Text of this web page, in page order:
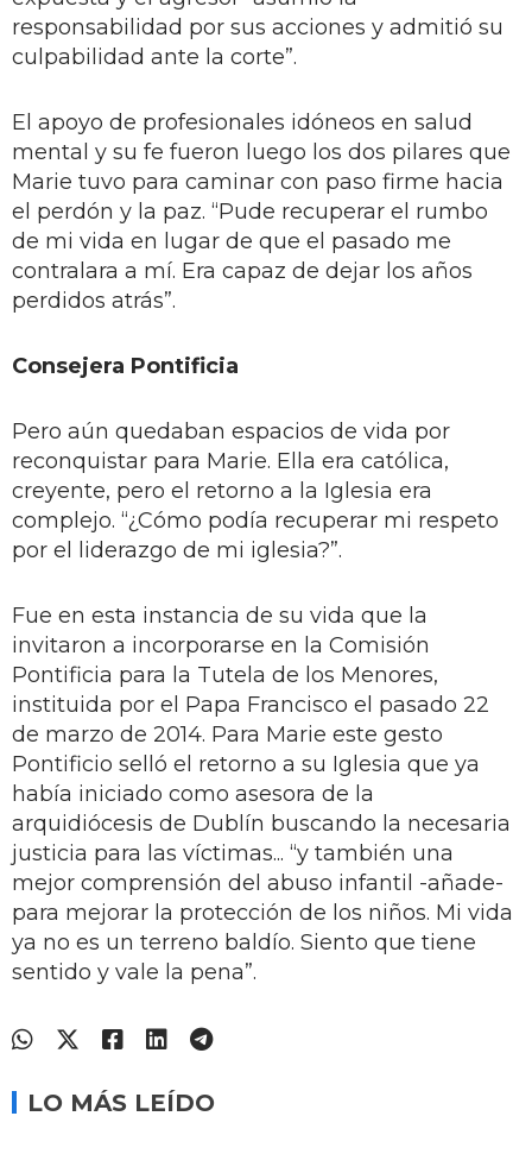
responsabilidad por sus acciones y admitió su
culpabilidad ante la corte”.
El apoyo de profesionales idóneos en salud
mental y su fe fueron luego los dos pilares que
Marie tuvo para caminar con paso firme hacia
el perdón y la paz. “Pude recuperar el rumbo
de mi vida en lugar de que el pasado me
contralara a mí. Era capaz de dejar los años
perdidos atrás”.
Consejera Pontificia
Pero aún quedaban espacios de vida por
reconquistar para Marie. Ella era católica,
creyente, pero el retorno a la Iglesia era
complejo. “¿Cómo podía recuperar mi respeto
por el liderazgo de mi iglesia?”.
Fue en esta instancia de su vida que la
invitaron a incorporarse en la Comisión
Pontificia para la Tutela de los Menores,
instituida por el Papa Francisco el pasado 22
de marzo de 2014. Para Marie este gesto
Pontificio selló el retorno a su Iglesia que ya
había iniciado como asesora de la
arquidiócesis de Dublín buscando la necesaria
justicia para las víctimas... “y también una
mejor comprensión del abuso infantil -añade-
para mejorar la protección de los niños. Mi vida
ya no es un terreno baldío. Siento que tiene
sentido y vale la pena”.
LO MÁS LEÍDO